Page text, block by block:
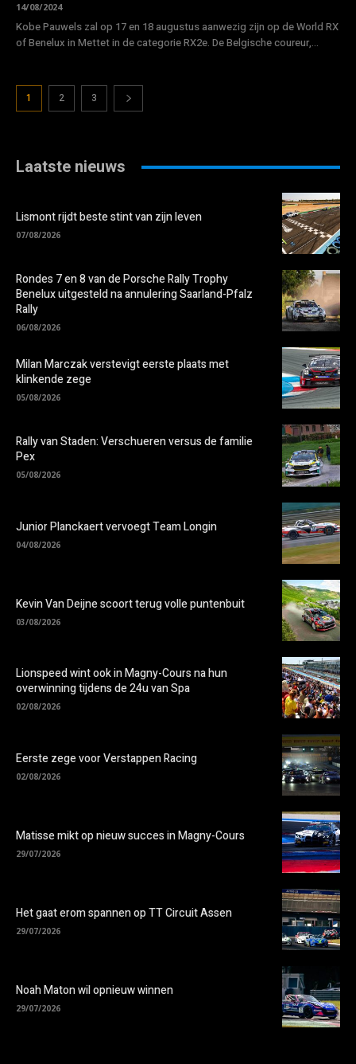
14/08/2024
Kobe Pauwels zal op 17 en 18 augustus aanwezig zijn op de World RX
of Benelux in Mettet in de categorie RX2e. De Belgische coureur,...
1 2 3
Laatste nieuws
Lismont rijdt beste stint van zijn leven
07/08/2026
Rondes 7 en 8 van de Porsche Rally Trophy
Benelux uitgesteld na annulering Saarland-Pfalz
Rally
06/08/2026
Milan Marczak verstevigt eerste plaats met
klinkende zege
05/08/2026
Rally van Staden: Verschueren versus de familie
Pex
05/08/2026
Junior Planckaert vervoegt Team Longin
04/08/2026
Kevin Van Deijne scoort terug volle puntenbuit
03/08/2026
Lionspeed wint ook in Magny-Cours na hun
overwinning tijdens de 24u van Spa
02/08/2026
Eerste zege voor Verstappen Racing
02/08/2026
Matisse mikt op nieuw succes in Magny-Cours
29/07/2026
Het gaat erom spannen op TT Circuit Assen
29/07/2026
Noah Maton wil opnieuw winnen
29/07/2026